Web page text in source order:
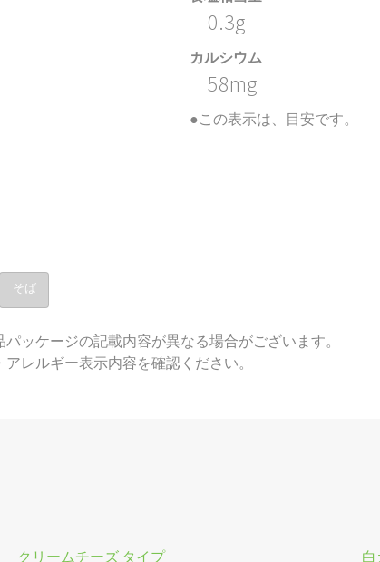
0.3g
カルシウム
58mg
●この表示は、目安です。
そば
ッケージの記載内容が異なる場合がございます。
レルギー表示内容を確認ください。
クリームチーズ タイプ